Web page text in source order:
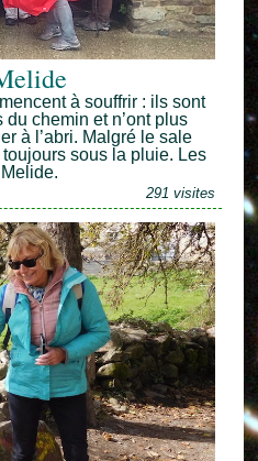
à souffrir : ils sont
chemin et n’ont plus
à l’abri. Malgré le sale
sous la pluie. Les
291 visites